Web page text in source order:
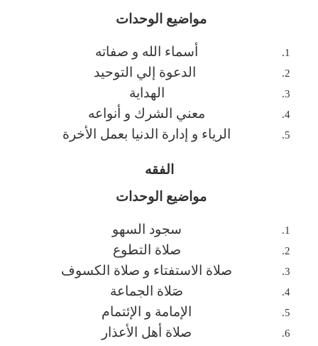
مواضيع الوحدات
أسماء الله و صفاته
الدعوة إلي التوحيد
الهداية
معني الشرك و أنواعه
الرياء و إدارة الدنيا بعمل الأخرة
الفقه
مواضيع الوحدات
سجود السهو
صلاة التطوع
صلاة الاستفتاء و صلاة الكسوف
صَلاة الجماعة
الإمامة و الإئتمام
صلاة أهل الأعذار